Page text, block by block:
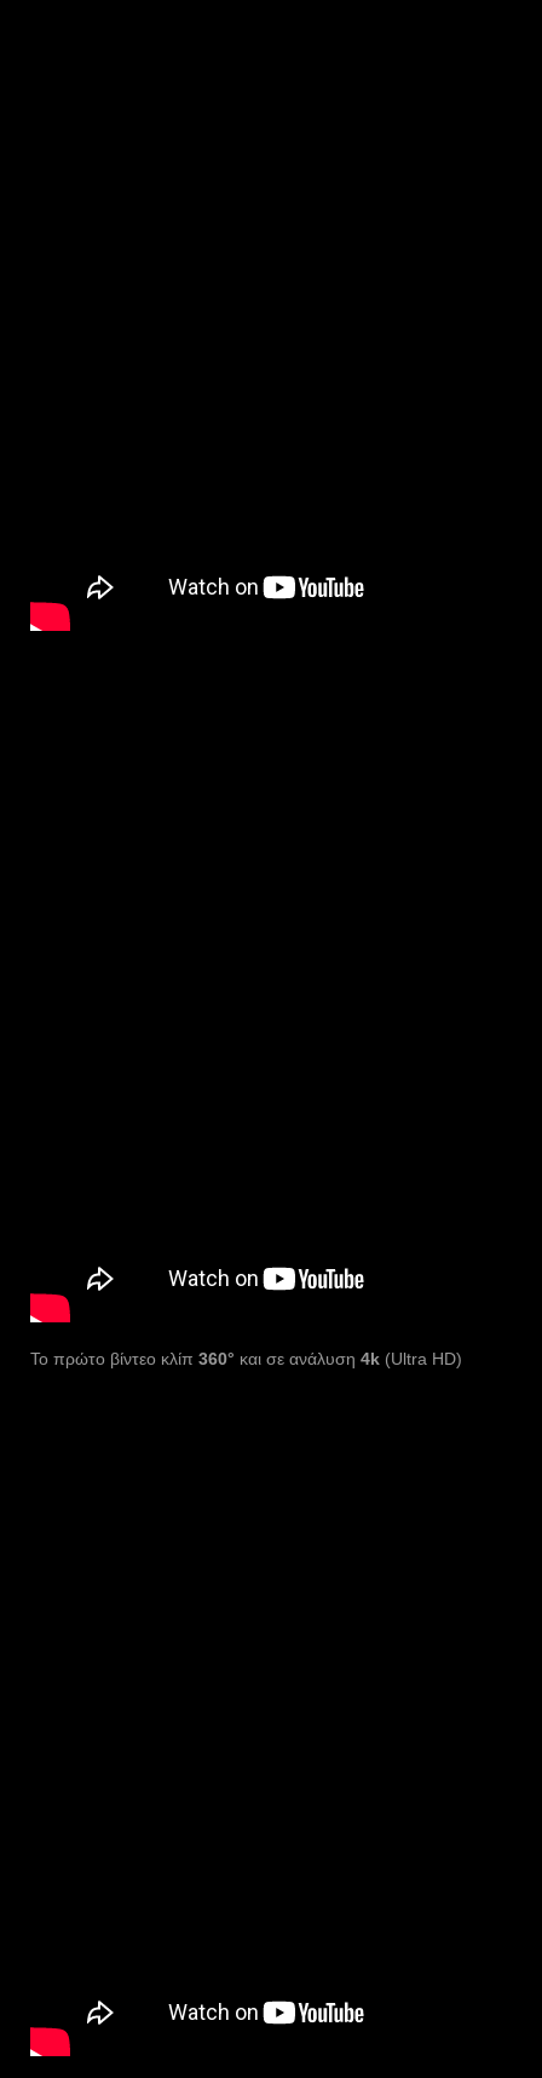
Το πρώτο βίντεο κλίπ 360° και σε ανάλυση 4k (Ultra HD)